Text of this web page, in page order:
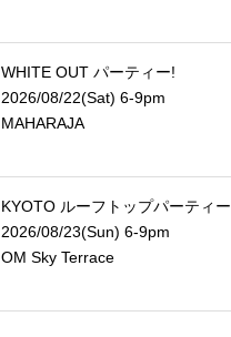
WHITE OUT パーティー!
2026/08/22(Sat) 6-9pm
MAHARAJA
KYOTO ルーフトップパーティー
2026/08/23(Sun) 6-9pm
OM Sky Terrace